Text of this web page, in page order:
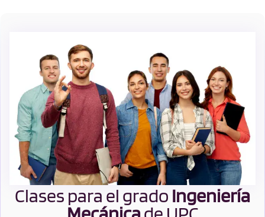
Clases para el grado Ingeniería